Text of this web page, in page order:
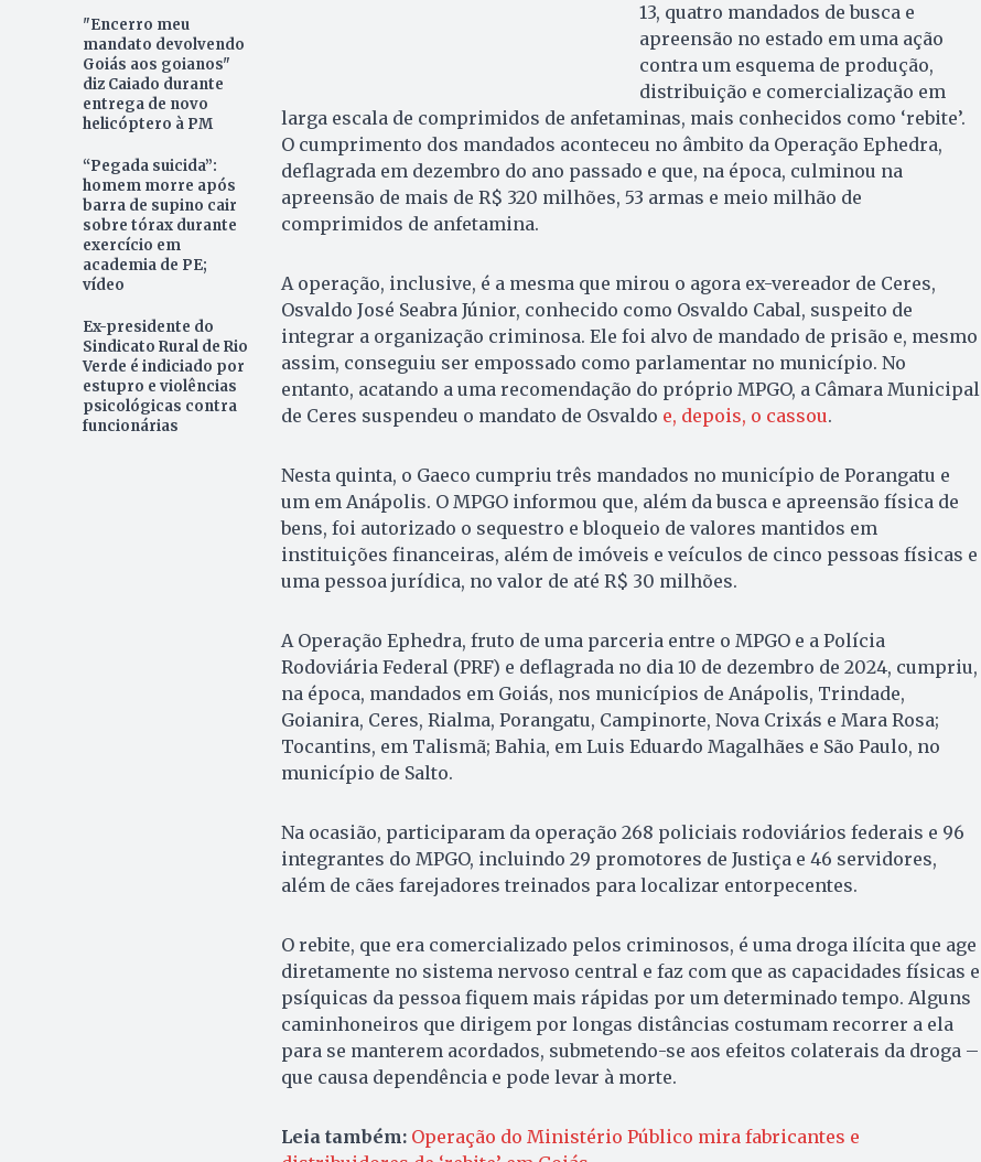
"Encerro meu
mandato devolvendo
Goiás aos goianos"
diz Caiado durante
entrega de novo
helicóptero à PM
“Pegada suicida”:
homem morre após
barra de supino cair
sobre tórax durante
exercício em
academia de PE;
vídeo
Ex-presidente do
Sindicato Rural de Rio
Verde é indiciado por
estupro e violências
psicológicas contra
funcionárias
13, quatro mandados de busca e
apreensão no estado em uma ação
contra um esquema de produção,
distribuição e comercialização em
larga escala de comprimidos de anfetaminas, mais conhecidos como ‘rebite’.
O cumprimento dos mandados aconteceu no âmbito da Operação Ephedra,
deflagrada em dezembro do ano passado e que, na época, culminou na
apreensão de mais de R$ 320 milhões, 53 armas e meio milhão de
comprimidos de anfetamina.
A operação, inclusive, é a mesma que mirou o agora ex-vereador de Ceres,
Osvaldo José Seabra Júnior, conhecido como Osvaldo Cabal, suspeito de
integrar a organização criminosa. Ele foi alvo de mandado de prisão e, mesmo
assim, conseguiu ser empossado como parlamentar no município. No
entanto, acatando a uma recomendação do próprio MPGO, a Câmara Municipal
de Ceres suspendeu o mandato de Osvaldo e, depois, o cassou.
Nesta quinta, o Gaeco cumpriu três mandados no município de Porangatu e
um em Anápolis. O MPGO informou que, além da busca e apreensão física de
bens, foi autorizado o sequestro e bloqueio de valores mantidos em
instituições financeiras, além de imóveis e veículos de cinco pessoas físicas e
uma pessoa jurídica, no valor de até R$ 30 milhões.
A Operação Ephedra, fruto de uma parceria entre o MPGO e a Polícia
Rodoviária Federal (PRF) e deflagrada no dia 10 de dezembro de 2024, cumpriu,
na época, mandados em Goiás, nos municípios de Anápolis, Trindade,
Goianira, Ceres, Rialma, Porangatu, Campinorte, Nova Crixás e Mara Rosa;
Tocantins, em Talismã; Bahia, em Luis Eduardo Magalhães e São Paulo, no
município de Salto.
Na ocasião, participaram da operação 268 policiais rodoviários federais e 96
integrantes do MPGO, incluindo 29 promotores de Justiça e 46 servidores,
além de cães farejadores treinados para localizar entorpecentes.
O rebite, que era comercializado pelos criminosos, é uma droga ilícita que age
diretamente no sistema nervoso central e faz com que as capacidades físicas e
psíquicas da pessoa fiquem mais rápidas por um determinado tempo. Alguns
caminhoneiros que dirigem por longas distâncias costumam recorrer a ela
para se manterem acordados, submetendo-se aos efeitos colaterais da droga –
que causa dependência e pode levar à morte.
Leia também: Operação do Ministério Público mira fabricantes e